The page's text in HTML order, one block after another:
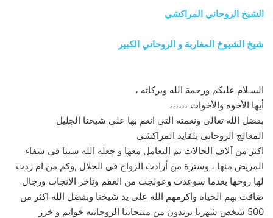
الشيخ الروحاني المراكشي
شيخ الشيوخ المغاربة و الروحاني الكبير
السـلام عليكم ورحمة الله وبركاته ،
أيها الأخوه والأخوات ،،،،،،
بفضل الله تعالى ونعمته التى انعم بها على شيخنا الجليل
المعالج الروحانى بلقايد المراكشي
اكثر من آلاف الحالات تم التعامل معها و جعله الله سببا في شفاء
المريض منها ، وسترة من أرادت الزواج فى الحلال ,وكم من ام ردت
لها روحها بعدما سوعدت وعولجت من العقم وتاخر الانجاب ورجال
ضاقت بهم الحياه واكرمهم الله على يد شيخنا وبفضل الله اكثر من
500 شخص شهريا يرتدون من منتجاتنا الروحانيه خواتم و خرز